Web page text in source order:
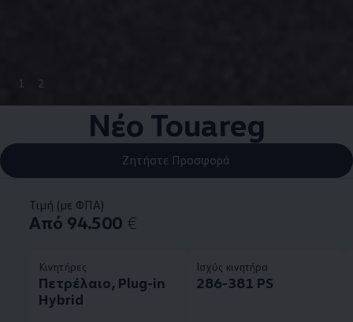
1 2
Νέο Touareg
Ζητήστε Προσφορά
Τιμή (με ΦΠΑ)
Από 94.500 €
Κινητήρες
Πετρέλαιο, Plug-in
Hybrid
Ισχύς κινητήρα
286-381 PS